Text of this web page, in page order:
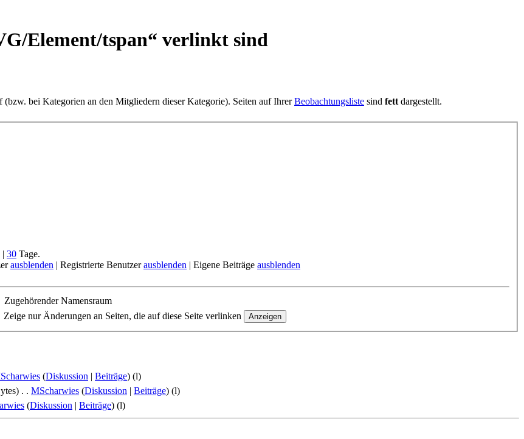
Element/tspan“ verlinkt sind
bei Kategorien an den Mitgliedern dieser Kategorie). Seiten auf IhrerBeobachtungsliste sind fett dargestellt.
30 Tage.
ausblenden Registrierte Benutzerausblenden Eigene Beiträge ausblenden
Zugehörender Namensraum
Zeige nur Änderungen an Seiten, die auf diese Seite verlinken
(Diskussion | Beiträge) (l)
. . MScharwies (Diskussion | Beiträge) (l)
(Diskussion | Beiträge) (l)